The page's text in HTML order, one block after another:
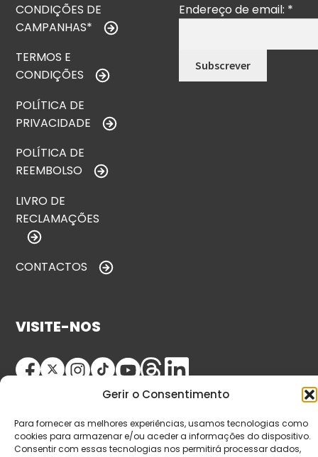
Gerir o Consentimento
Para fornecer as melhores experiências, usamos tecnologias como
cookies para armazenar e/ou aceder a informações do dispositivo.
Consentir com essas tecnologias nos permitirá processar dados,
CONDIÇÕES DE
CAMPANHAS*
TERMOS E
CONDIÇÕES
POLÍTICA DE
PRIVACIDADE
POLÍTICA DE
REEMBOLSO
LIVRO DE
RECLAMAÇÕES
CONTACTOS
Endereço de email: *
VISITE-NOS